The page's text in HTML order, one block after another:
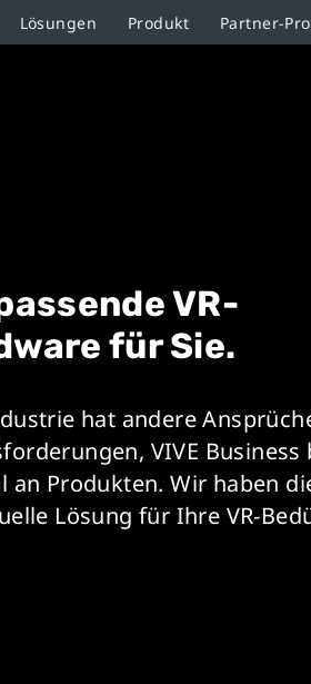
Lösungen Produkt Partner-
VR-
für Sie.
hat andere
VIVE Business
an Produkten. Wir haben
Lösung für Ihre VR-